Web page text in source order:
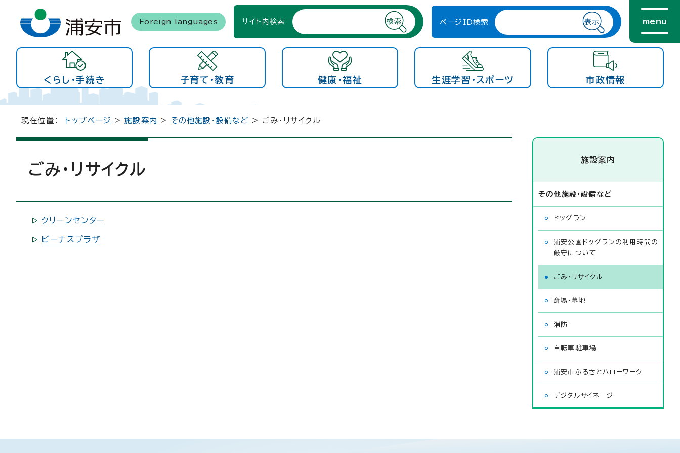
Foreign languages サイト内検索 ページID検索 menu
くらし・手続き 子育て・教育 健康・福祉 生涯学習・スポーツ 市政情報
現在位置： トップページ >施設案内 > その他施設・設備など > ごみ・リサイクル
ごみ・リサイクル
クリーンセンター
ビーナスプラザ
施設案内
その他施設・設備など
ドッグラン
浦安公園ドッグランの利用時間の
厳守について
ごみ・リサイクル
斎場・墓地
消防
自転車駐車場
浦安市ふるさとハローワーク
デジタルサイネージ